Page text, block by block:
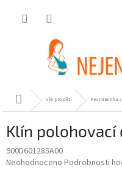
Domů Vše pro děti Pro miminka
Klín polohovací
900D601285A00
Průměrné
Neohodnoceno Podrobnosti